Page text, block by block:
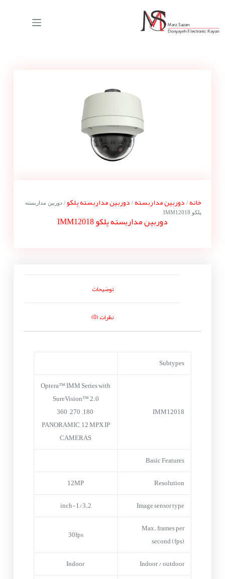
خانه/ دوربین مداربسته/ دوربین مداربسته پلکو/ دوربین مداربسته
پلکو IMM12018
دوربین مداربسته پلکو IMM12018
توضیحات
نظرات (0)
Subtypes
IMM12018
Optera™ IMM Series with
SureVision™ 2.0
180°, 270°, 360°
PANORAMIC, 12 MPX IP
CAMERAS
Basic Features
Resolution
12MP
Image sensor type
1/3.2-inch
Max. frames per
second (fps)
30fps
Indoor / outdoor
Indoor